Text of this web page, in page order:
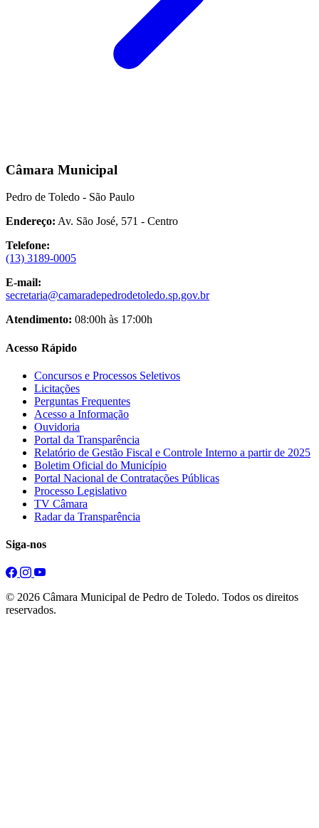
Câmara Municipal
Pedro de Toledo - São Paulo
Endereço: Av. São José, 571 - Centro
Telefone:
(13) 3189-0005
E-mail:
secretaria@camaradepedrodetoledo.sp.gov.br
Atendimento: 08:00h às 17:00h
Acesso Rápido
Concursos e Processos Seletivos
Licitações
Perguntas Frequentes
Acesso a Informação
Ouvidoria
Portal da Transparência
Relatório de Gestão Fiscal e Controle Interno a partir de 2025
Boletim Oficial do Município
Portal Nacional de Contratações Públicas
Processo Legislativo
TV Câmara
Radar da Transparência
Siga-nos
© 2026 Câmara Municipal de Pedro de Toledo. Todos os direitos
reservados.